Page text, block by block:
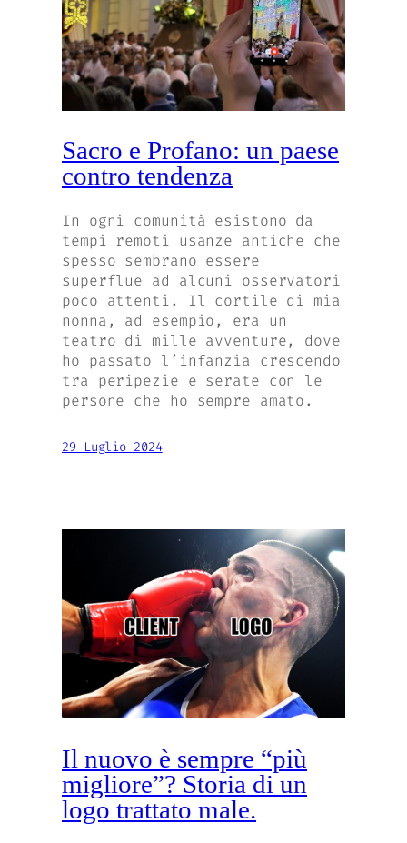
Sacro e Profano: un paese
contro tendenza
In ogni comunità esistono da
tempi remoti usanze antiche che
spesso sembrano essere
superflue ad alcuni osservatori
poco attenti. Il cortile di mia
nonna, ad esempio, era un
teatro di mille avventure, dove
ho passato l’infanzia crescendo
tra peripezie e serate con le
persone che ho sempre amato.
29 Luglio 2024
Il nuovo è sempre “più
migliore”? Storia di un
logo trattato male.